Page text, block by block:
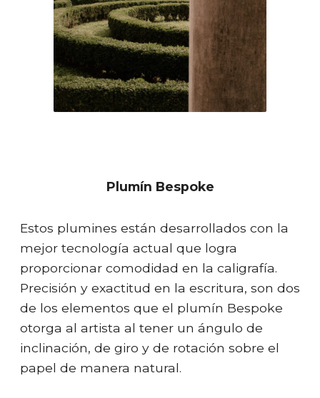
Plumín Bespoke
Estos plumines están desarrollados con la
mejor tecnología actual que logra
proporcionar comodidad en la caligrafía.
Precisión y exactitud en la escritura, son dos
de los elementos que el plumín Bespoke
otorga al artista al tener un ángulo de
inclinación, de giro y de rotación sobre el
papel de manera natural.